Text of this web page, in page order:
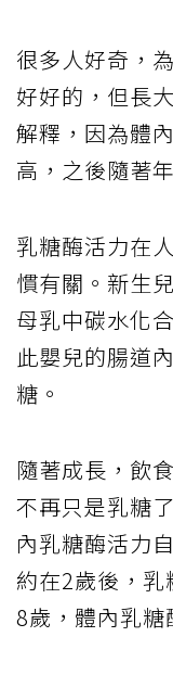
很多人好奇，
好好的，但長
解釋，因為體
高，之後隨著
乳糖酶活力在
慣有關。新生
母乳中碳水化
此嬰兒的腸道
糖。
隨著成長，飲
不再只是乳糖
內乳糖酶活力
約在2歲後，
8歲，體內乳糖